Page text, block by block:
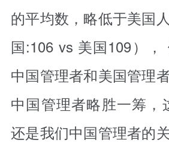
的平均数，略低于美国
国:106 vs 美国109）
中国管理者和美国管理
中国管理者略胜一筹，
还是我们中国管理者的